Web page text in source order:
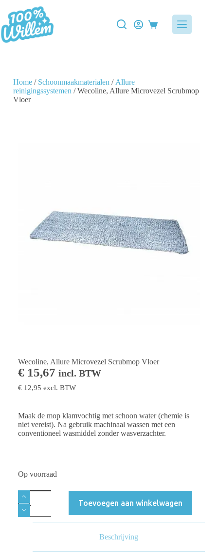
Home/ Schoonmaakmaterialen / Allure
reinigingssystemen / Wecoline, Allure Microvezel Scrubmop
Vloer
Wecoline, Allure Microvezel Scrubmop Vloer
€15,67 incl. BTW
€12,95 excl. BTW
Maak de mop klamvochtig met schoon water (chemie is
niet vereist). Na gebruik machinaal wassen met een
conventioneel wasmiddel zonder wasverzachter.
Op voorraad
Toevoegen aan winkelwagen
Beschrijving